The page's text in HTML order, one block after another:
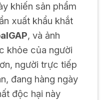
khiến sản phẩm
xuất khẩu khắt
, và ảnh
khỏe của người
người trực tiếp
đang hàng ngày
độc hại này